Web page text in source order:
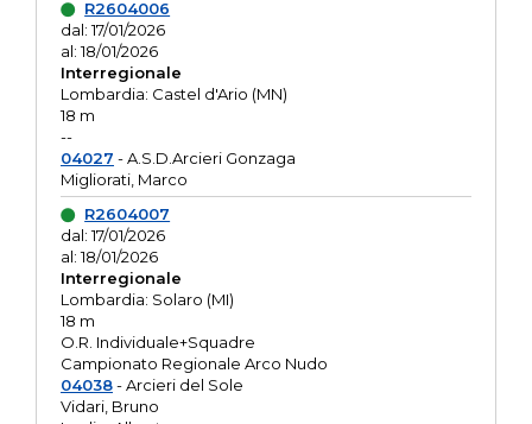
R2604006
dal: 17/01/2026
al: 18/01/2026
Interregionale
Lombardia: Castel d'Ario (MN)
18 m
--
04027 - A.S.D.Arcieri Gonzaga
Migliorati, Marco
R2604007
dal: 17/01/2026
al: 18/01/2026
Interregionale
Lombardia: Solaro (MI)
18 m
O.R. Individuale+Squadre
Campionato Regionale Arco Nudo
04038- Arcieri del Sole
Vidari, Bruno